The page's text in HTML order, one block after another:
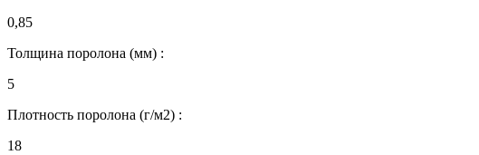
0,85
Толщина поролона (мм) :
5
Плотность поролона (г/м2) :
18